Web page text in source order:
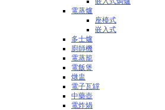
電蒸爐
座檯式
嵌入式
多士爐
廚師機
電蒸籠
電飯煲
燉盅
電子瓦罉
中藥壺
電炸煱